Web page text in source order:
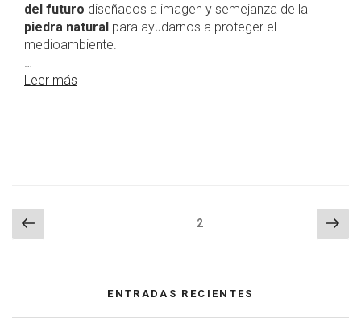
del futuro diseñados a imagen y semejanza de la
piedra natural para ayudarnos a proteger el
medioambiente.
Leer más
Navegación
de
Página
anterior
2
ENTRADAS RECIENTES